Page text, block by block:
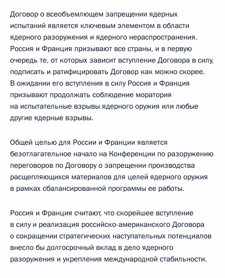
Договор о всеобъемлющем запрещении ядерных
испытаний является ключевым элементом в области
ядерного разоружения и ядерного нераспространения.
Россия и Франция призывают все страны, и в первую
очередь те, от которых зависит вступление Договора в силу,
подписать и ратифицировать Договор как можно скорее.
В ожидании его вступления в силу Россия и Франция
призывают продолжать соблюдение моратория
на испытательные взрывы ядерного оружия или любые
другие ядерные взрывы.
Общей целью для России и Франции является
безотлагательное начало на Конференции по разоружению
переговоров по Договору о запрещении производства
расщепляющихся материалов для целей ядерного оружия
в рамках сбалансированной программы ее работы.
Россия и Франция считают, что скорейшее вступление
в силу и реализация российско-американского Договора
о сокращении стратегических наступательных потенциалов
внесло бы долгосрочный вклад в дело ядерного
разоружения и укрепления международной стабильности.